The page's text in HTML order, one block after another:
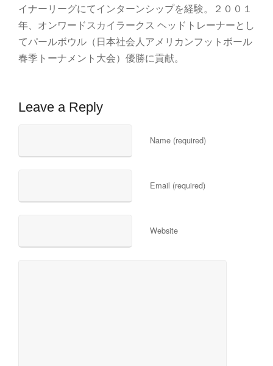
イナーリーグにてインターンシップを経験。２００１
年、オンワードスカイラークス ヘッドトレーナーとし
てパールボウル（日本社会人アメリカンフットボール
春季トーナメント大会）優勝に貢献。
Leave a Reply
Name (required)
Email (required)
Website